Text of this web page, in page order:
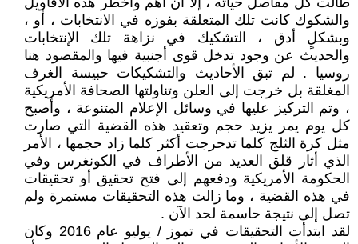
والشكوك كانت تلك المتعلقة بفوزه في الانتخابات ، أو ،
وبشكلٍ أدق ، التشكيك في نزاهة تلك الإنتخابات
والحديث عن وجود تدخل قوى أجنبية فيها والمقصود هنا
روسيا . لم تبق الأحاديث والتشكيكات حبيسة الغرف
المغلقة بل خرجت إلى العلن وتناولتها الصحافة الأمريكية
، وتم التركيز عليها في وسائل الإعلام المتنوعة ، وأصبح
كل يوم يمر يزيد حجم وتعقيد هذه القضية التي صارت
مثل كرة الثلج كلما تدحرجت أكثر كلما زاد حجمها ، الأمر
الذي أثار قلق العديد من الأطراف في الكونغرس وفي
الحكومة الأمريكية ودفعهم إلى فتح تحقيق أو تحقيقات
في هذه القضية ، وما زالت هذه التحقيقات مستمرة ولم
تصل إلى نتيجة حاسمة لحد الآن .
لقد ابتدأت التحقيقات في تموز / يوليو عام 2016 وكان